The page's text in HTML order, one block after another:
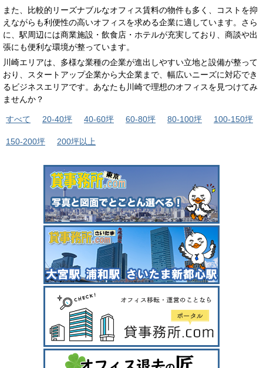
また、比較的リーズナブルなオフィス賃料の物件も多く、コストを抑
えながらも利便性の高いオフィスを求める企業に適しています。さら
に、駅周辺には商業施設・飲食店・ホテルが充実しており、商談や出
張にも便利な環境が整っています。
川崎エリアは、多様な業種の企業が進出しやすい立地と設備が整って
おり、スタートアップ企業から大企業まで、幅広いニーズに対応でき
るビジネスエリアです。あなたも川崎で理想のオフィスを見つけてみ
ませんか？
すべて 20-40坪 40-60坪 60-80坪 80-100坪 100-150坪
150-200坪 200坪以上